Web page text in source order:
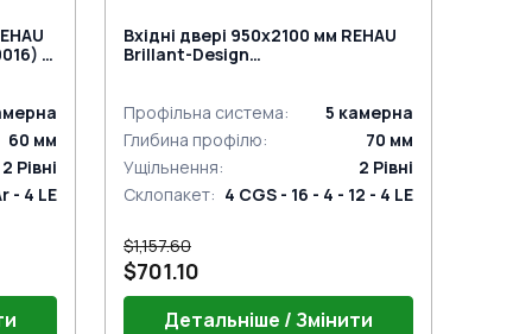
з
60 мм
2 Рівні
- 4 LE
Вхідні двері 950x2100 мм REHAU
Brillant-Design
Профільна система: 5 камерна
Глибина профілю: 70 мм
Ущільнення: 2 Рівні
Склопакет: 4 CGS - 16 - 4 - 12 - 4 LE
$1,157.60
$701.10
Детальніше / Змінити